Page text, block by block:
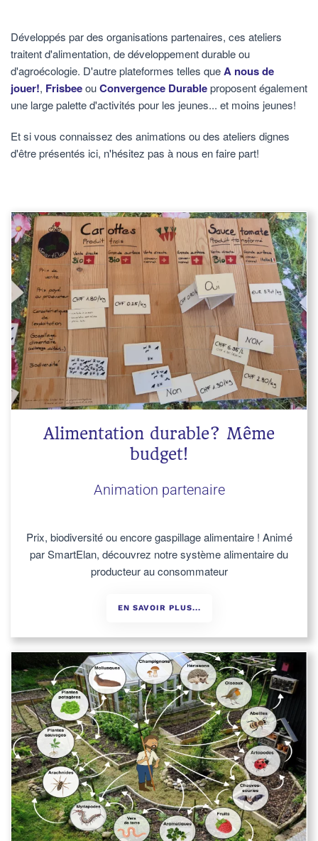
Développés par des organisations partenaires, ces ateliers
traitent d'alimentation, de développement durable ou
d'agroécologie. D'autre plateformes telles queA nous de
jouer!, FrisbeeouConvergence Durableproposent également
une large palette d'activités pour les jeunes... et moins jeunes!
Et si vous connaissez des animations ou des ateliers dignes
d'être présentés ici, n'hésitez pas à nous en faire part!
Alimentation durable? Même
budget!
Animation partenaire
Prix, biodiversité ou encore gaspillage alimentaire ! Animé
par SmartElan, découvrez notre système alimentaire du
producteur au consommateur
EN SAVOIR PLUS...